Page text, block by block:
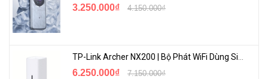
3.250.000₫ 4.150.000₫
6.250.000₫ 7.150.000₫